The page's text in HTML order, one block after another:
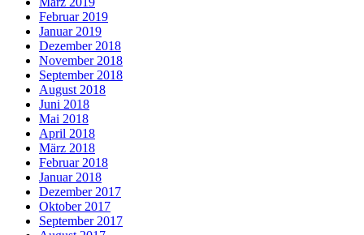
Februar 2019
Januar 2019
Dezember 2018
November 2018
September 2018
August 2018
Juni 2018
Mai 2018
April 2018
März 2018
Februar 2018
Januar 2018
Dezember 2017
Oktober 2017
September 2017